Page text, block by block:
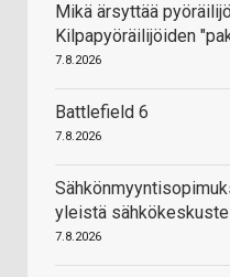
Mikä ärsyttää
Kilpapyöräilijöiden
7.8.2026
Battlefield 6
7.8.2026
yleistä
7.8.2026